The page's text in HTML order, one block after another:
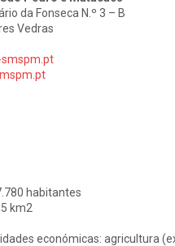
da Fonseca N.º 3 – B
Vedras
habitantes
km2
económicas: agricultura